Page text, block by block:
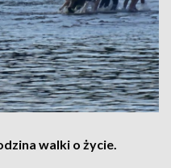
walki o życie.